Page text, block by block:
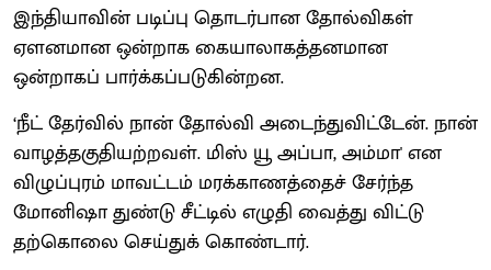
இந்தியாவின் படிப்பு தொடர்பான தோல்விகள்
ஏளனமான ஒன்றாக கையாலாகத்தனமான
ஒன்றாகப் பார்க்கப்படுகின்றன.
‘நீட் தேர்வில் நான் தோல்வி அடைந்துவிட்டேன். நான்
வாழத்தகுதியற்றவள். மிஸ் யூ அப்பா, அம்மா' என
விழுப்புரம் மாவட்டம் மரக்காணத்தைச் சேர்ந்த
மோனிஷா துண்டு சீட்டில் எழுதி வைத்து விட்டு
தற்கொலை செய்துக் கொண்டார்.